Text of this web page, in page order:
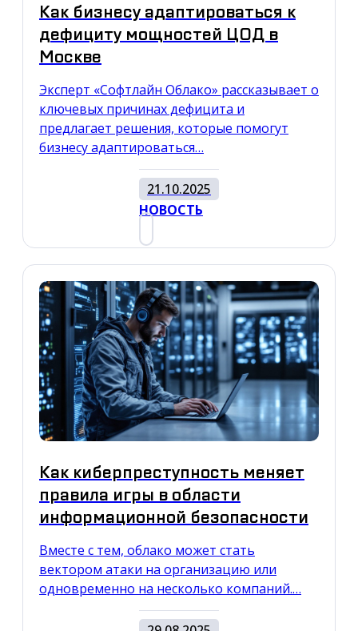
Как бизнесу адаптироваться к
дефициту мощностей ЦОД в
Москве
Эксперт «Софтлайн Облако» рассказывает о
ключевых причинах дефицита и
предлагает решения, которые помогут
бизнесу адаптироваться…
21.10.2025
НОВОСТЬ
Как киберпреступность меняет
правила игры в области
информационной безопасности
Вместе с тем, облако может стать
вектором атаки на организацию или
одновременно на несколько компаний.…